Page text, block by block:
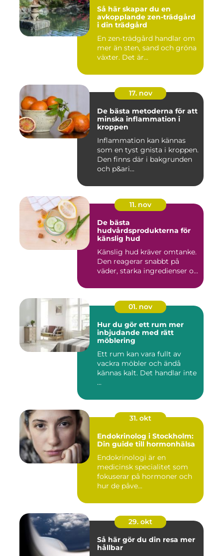
Så här skapar du en
avkopplande zen-trädgård
i din trädgård
En zen-trädgård handlar om
mer än sten, sand och gröna
växter. Det är...
17. nov
De bästa metoderna för att
minska inflammation i
kroppen
Inflammation kan kännas
som en tyst gnista i kroppen.
Den finns där i bakgrunden
och p&ari...
11. nov
De bästa
hudvårdsprodukterna för
känslig hud
Känslig hud kräver omtanke.
Den reagerar snabbt på
väder, starka ingredienser o...
01. nov
Hur du gör ett rum mer
inbjudande med rätt
möblering
Ett rum kan vara fullt av
vackra möbler och ändå
kännas kalt. Det handlar inte
...
31. okt
Endokrinolog i Stockholm:
Din guide till hormonhälsa
Endokrinologi är en
medicinsk specialitet som
fokuserar på hormoner och
hur de påve...
29. okt
Så här gör du din resa mer
hållbar